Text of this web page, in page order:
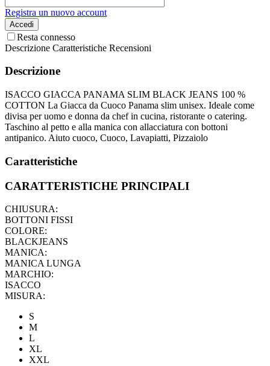
Registra un nuovo account
Accedi
Resta connesso
Descrizione Caratteristiche Recensioni
Descrizione
ISACCO GIACCA PANAMA SLIM BLACK JEANS 100 %
COTTON La Giacca da Cuoco Panama slim unisex. Ideale come
divisa per uomo e donna da chef in cucina, ristorante o catering.
Taschino al petto e alla manica con allacciatura con bottoni
antipanico. Aiuto cuoco, Cuoco, Lavapiatti, Pizzaiolo
Caratteristiche
CARATTERISTICHE PRINCIPALI
CHIUSURA:
BOTTONI FISSI
COLORE:
BLACKJEANS
MANICA:
MANICA LUNGA
MARCHIO:
ISACCO
MISURA:
S
M
L
XL
XXL